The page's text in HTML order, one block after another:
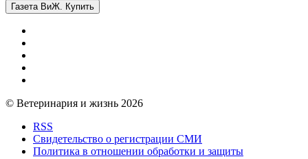
Газета ВиЖ. Купить
© Ветеринария и жизнь 2026
RSS
Свидетельство о регистрации СМИ
Политика в отношении обработки и защиты